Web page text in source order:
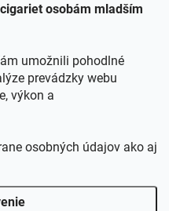
osobám mladším
umožnili pohodlné
prevádzky webu
výkon a
osobných údajov ako aj
PODMIENKY
KONTAKT